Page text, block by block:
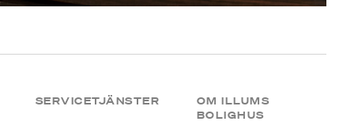
SERVICETJÄNSTER
OM ILLUMS
BOLIGHUS